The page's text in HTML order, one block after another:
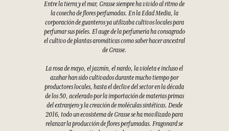
Entre la tierra y el mar, Grasse siempre ha vivido al ritmo de
la cosecha de flores perfumadas. En la Edad Media, la
corporación de guanteros ya utilizaba cultivos locales para
perfumar sus pieles. El auge de la perfumería ha consagrado
el cultivo de plantas aromáticas como saber hacer ancestral
de Grasse.
La rosa de mayo, el jazmín, el nardo, la violeta e incluso el
azahar han sido cultivados durante mucho tiempo por
productores locales, hasta el declive del sector en la década
de los 50, acelerado por la importación de materias primas
del extranjero y la creación de moléculas sintéticas. Desde
2016, todo un ecosistema de Grasse se ha movilizado para
relanzar la producción de flores perfumadas. Fragonard se